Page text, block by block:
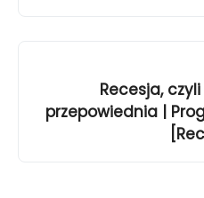
Recesja,
przepowiednia |